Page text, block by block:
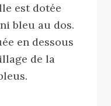
est dotée
bleu au dos.
en dessous
de la